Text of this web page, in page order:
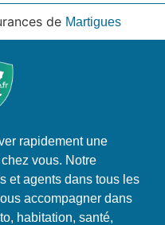
de Martigues
rapidement une
vous. Notre
et agents dans tous les
accompagner dans
habitation, santé,